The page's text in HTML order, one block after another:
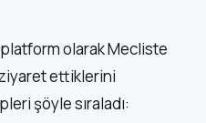
platform olarak Mecliste
ettiklerini
şöyle sıraladı: